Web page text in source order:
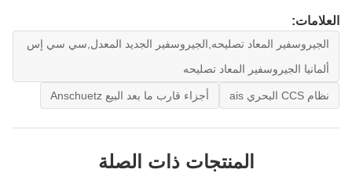
العلامات:
الجيروسفير المعاد تصليحه,الجيروسفير الجديد المعدل,سي سي إس
ألمانيا الجيروسفير المعاد تصليحه
نظام CCS البحري ais أجزاء قارب ما بعد البيع Anschuetz
المنتجات ذات الصلة